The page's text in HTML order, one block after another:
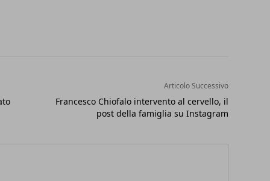
Articolo Successivo
Francesco Chiofalo intervento al cervello, il
post della famiglia su Instagram